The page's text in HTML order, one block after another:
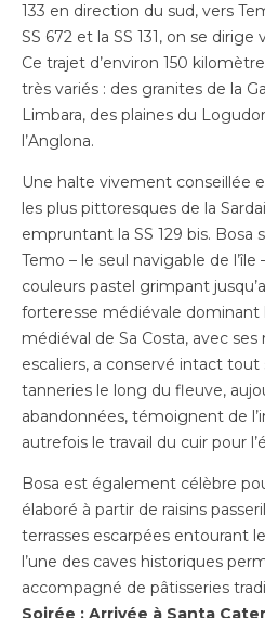
133 en direction du sud, vers
SS 672 et la SS 131, on se
Ce trajet d’environ 150
très variés : des granites de la
Limbara, des plaines du
l’Anglona.
Une halte vivement conseillée
les plus pittoresques de la
empruntant la SS 129 bis. Bosa
Temo – le seul navigable de l’île
couleurs pastel grimpant
forteresse médiévale dominant
médiéval de Sa Costa, avec
escaliers, a conservé intact
tanneries le long du fleuve,
abandonnées, témoignent de
autrefois le travail du cuir pour
Bosa est également célèbre
élaboré à partir de raisins
terrasses escarpées entourant
l’une des caves historiques
accompagné de pâtisseries
Soirée : Arrivée à Santa